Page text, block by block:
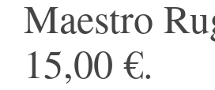
Maestro
15,00 €.